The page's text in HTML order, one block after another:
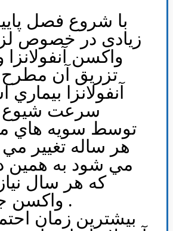
با شروع فصل
زیادی در خصوص
واکسن
تزريق آن
آنفولانزا
سرعت شيوع
توسط سويه هاي
هر ساله تغيير مي
مي شود به همين
که هر سال
واکسن جديد است .
بیشترین زمان